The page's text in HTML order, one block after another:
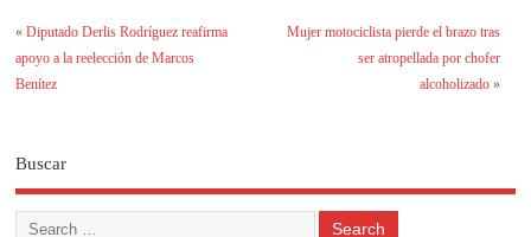
«Diputado Derlis Rodríguez reafirma
apoyo a la reelección de Marcos
Benítez
Mujer motociclista pierde el brazo tras
ser atropellada por chofer
alcoholizado»
Buscar